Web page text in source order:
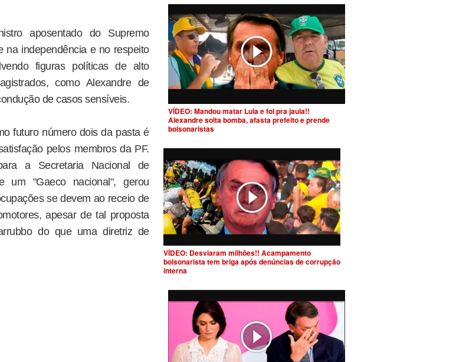
aposentado do Supremo
na independência e no respeito
figuras políticas de alto
como Alexandre de
de casos sensíveis.
futuro número dois da pasta é
pelos membros da PF.
a Secretaria Nacional de
um "Gaeco nacional", gerou
se devem ao receio de
apesar de tal proposta
do que uma diretriz de
VÍDEO: Mandou matar Lula e foi pra jaula!!
Alexandre solta bomba, afasta prefeito e prende
bolsonaristas
VÍDEO: Desviaram milhões!! Acampamento
bolsonarista tem briga após denúncias de corrupção
interna